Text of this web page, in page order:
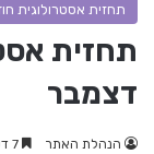
תחזית אסטרולוגית
תחזית
דצמבר
הנהלת האתר